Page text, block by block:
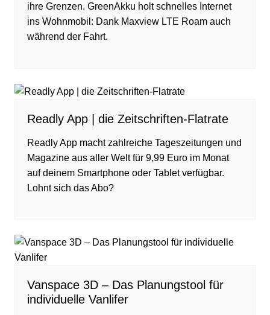
ihre Grenzen. GreenAkku holt schnelles Internet
ins Wohnmobil: Dank Maxview LTE Roam auch
während der Fahrt.
Readly App | die Zeitschriften-Flatrate
Readly App macht zahlreiche Tageszeitungen und
Magazine aus aller Welt für 9,99 Euro im Monat
auf deinem Smartphone oder Tablet verfügbar.
Lohnt sich das Abo?
Vanspace 3D – Das Planungstool für
individuelle Vanlifer